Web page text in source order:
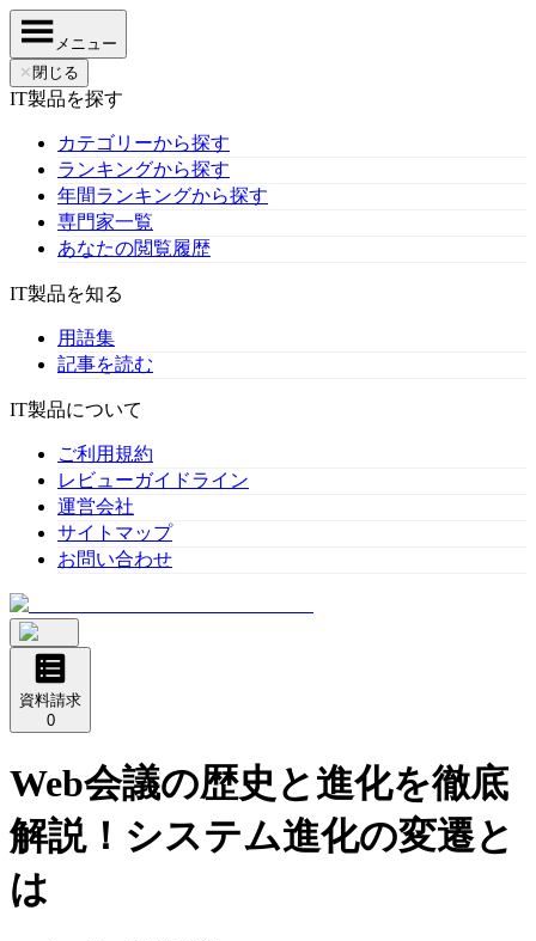
メニュー
✕ 閉じる
IT製品を探す
カテゴリーから探す
ランキングから探す
年間ランキングから探す
専門家一覧
あなたの閲覧履歴
IT製品を知る
用語集
記事を読む
IT製品について
ご利用規約
レビューガイドライン
運営会社
サイトマップ
お問い合わせ
資料請求
0
Web会議の歴史と進化を徹底
解説！システム進化の変遷と
は